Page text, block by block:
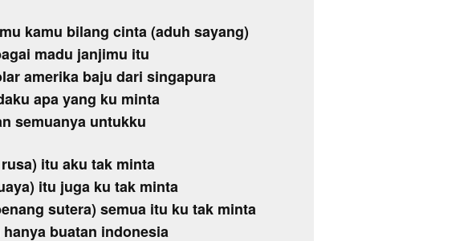
kamu bilang cinta (aduh sayang)
madu janjimu itu
amerika baju dari singapura
apa yang ku minta
semuanya untukku
itu aku tak minta
itu juga ku tak minta
sutera) semua itu ku tak minta
buatan indonesia